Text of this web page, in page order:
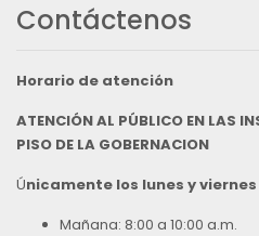
Contáctenos
Horario de atención
ATENCIÓN AL PÚBLICO EN LAS
PISO DE LA GOBERNACION
Únicamente los lunes y viernes
Mañana: 8:00 a 10:00 a.m.